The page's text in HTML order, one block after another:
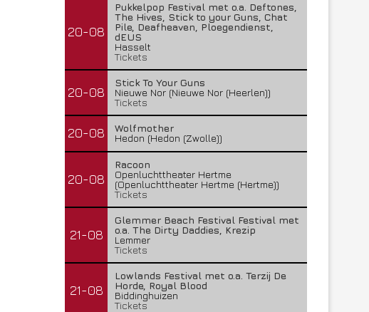
20-08
Pukkelpop Festival met o.a. Deftones,
The Hives, Stick to your Guns, Chat
Pile, Deafheaven, Ploegendienst,
dEUS
Hasselt
Tickets
20-08
Stick To Your Guns
Nieuwe Nor (Nieuwe Nor (Heerlen))
Tickets
20-08
Wolfmother
Hedon (Hedon (Zwolle))
20-08
Racoon
Openluchttheater Hertme
(Openluchttheater Hertme (Hertme))
Tickets
21-08
Glemmer Beach Festival Festival met
o.a. The Dirty Daddies, Krezip
Lemmer
Tickets
21-08
Lowlands Festival met o.a. Terzij De
Horde, Royal Blood
Biddinghuizen
Tickets